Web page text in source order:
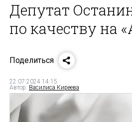
Депутат
по качеству на
Поделиться
22.07.2024 14:15
Автор: Василиса Киреева